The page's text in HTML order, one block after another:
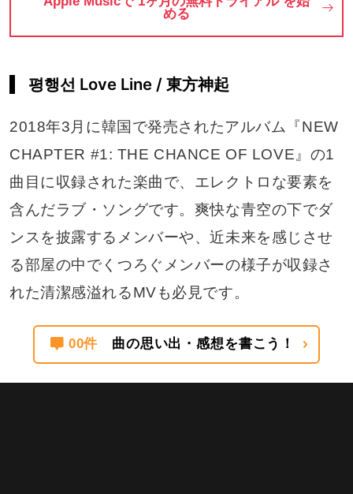
める
평행선 Love Line / 東方神起
2018年3月に韓国で発売されたアルバム『NEW
CHAPTER #1: THE CHANCE OF LOVE』の1
曲目に収録された楽曲で、エレクトロな要素を
含んだラブ・ソングです。爽快な青空の下でダ
ンスを披露するメンバーや、近未来を感じさせ
る部屋の中でくつろぐメンバーの様子が収録さ
れた清潔感溢れるMVも必見です。
00件 曲の思い出・感想を書こう！